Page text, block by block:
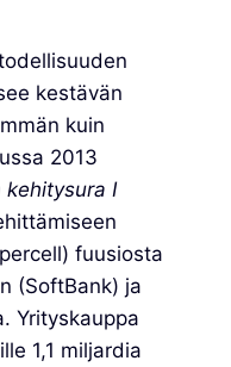
kestävän
kuin
2013
kehitysura I
fuusiosta
(SoftBank) ja
Yrityskauppa
1,1 miljardia